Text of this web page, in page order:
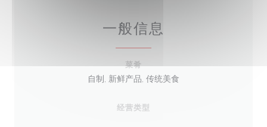
一般信息
菜肴
自制, 新鲜产品, 传统美食
经营类型